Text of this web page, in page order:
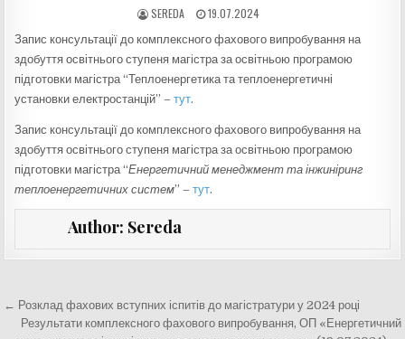
AUTHOR:
SEREDA
PUBLISHED
19.07.2024
Запис консультації до комплексного фахового випробування на
здобуття освітнього ступеня магістра за освітньою програмою
підготовки магістра “Теплоенергетика та теплоенергетичні
установки електростанцій” –тут.
Запис консультації до комплексного фахового випробування на
здобуття освітнього ступеня магістра за освітньою програмою
підготовки магістра “Енергетичний менеджмент та інжиніринг
теплоенергетичних систем” –тут.
Author: Sereda
Навігація
← Розклад фахових вступних іспитів до магістратури у 2024 році
Результати комплексного фахового випробування, ОП «Енергетичний